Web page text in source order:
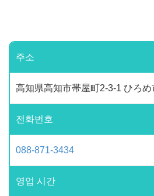
주소
高知県高知市帯屋町2-3-1 ひろめ
전화번호
088-871-3434
영업 시간